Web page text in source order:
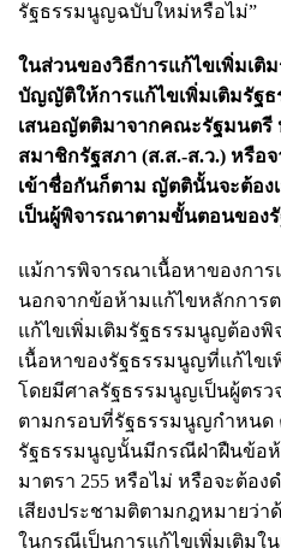
รัฐธรรมนูญฉบับใหม่หรือไม่”
ในส่วนของวิธีการแก้ไขเพิ่มเติ
บัญญัติให้การแก้ไขเพิ่มเติมรัฐ
เสนอญัตติมาจากคณะรัฐมนตรี
สมาชิกรัฐสภา (ส.ส.-ส.ว.) หรือ
เข้าชื่อกันก็ตาม ญัตตินั้นจะต้อง
เป็นผู้พิจารณาตามขั้นตอนของ
แม้การพิจารณาเนื้อหาของการ
นอกจากข้อห้ามแก้ไขหลักการต
แก้ไขเพิ่มเติมรัฐธรรมนูญต้อง
เนื้อหาของรัฐธรรมนูญที่แก้ไขเ
โดยมีศาลรัฐธรรมนูญเป็นผู้ตรว
ตามกรอบที่รัฐธรรมนูญกำหนด
รัฐธรรมนูญนั้นมีกรณีฝ่าฝืนข้อห้
มาตรา 255 หรือไม่ หรือจะต้อง
เสียงประชามติตามกฎหมายว่า
ในกรณีเป็นการแก้ไขเพิ่มเติมใ